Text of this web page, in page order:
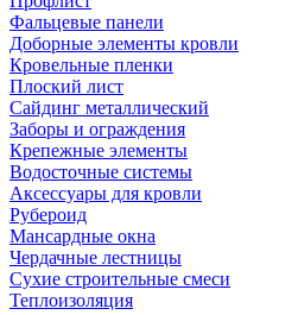
Фальцевые панели
Доборные элементы кровли
Кровельные пленки
Плоский лист
Сайдинг металлический
Заборы и ограждения
Крепежные элементы
Водосточные системы
Аксессуары для кровли
Рубероид
Мансардные окна
Чердачные лестницы
Сухие строительные смеси
Теплоизоляция